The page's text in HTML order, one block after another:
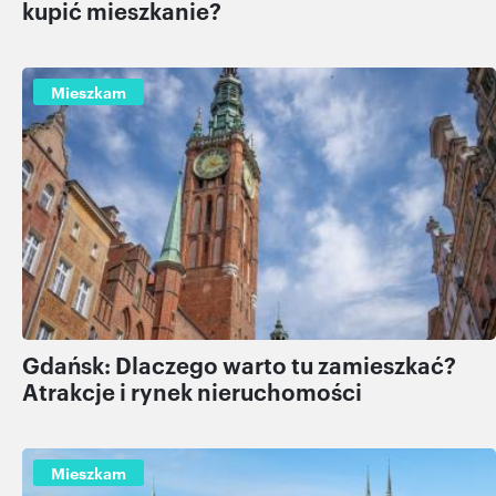
kupić mieszkanie?
Mieszkam
Gdańsk: Dlaczego warto tu zamieszkać?
Atrakcje i rynek nieruchomości
Mieszkam